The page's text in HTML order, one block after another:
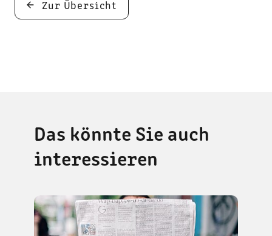
Zur Übersicht
Das könnte Sie auch
interessieren